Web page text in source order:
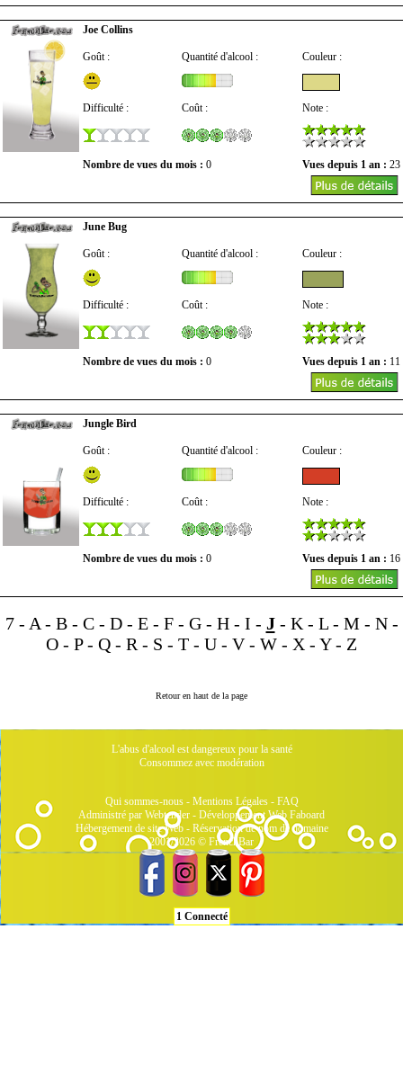
Joe Collins
Goût : Quantité d'alcool : Couleur :
Difficulté : Coût : Note :
Nombre de vues du mois : 0 Vues depuis 1 an : 23
June Bug
Goût : Quantité d'alcool : Couleur :
Difficulté : Coût : Note :
Nombre de vues du mois : 0 Vues depuis 1 an : 11
Jungle Bird
Goût : Quantité d'alcool : Couleur :
Difficulté : Coût : Note :
Nombre de vues du mois : 0 Vues depuis 1 an : 16
7- A- B- C- D- E- F- G- H- I - J- K- L- M- N-
O - P- Q - R - S - T - U - V- W - X - Y- Z
Retour en haut de la page
L'abus d'alcool est dangereux pour la santé
Consommez avec modération
Qui sommes-nous- Mentions Légales- FAQ
Administré par Webtender - Développement Web Faboard
Hébergement de site Web- Réservation de nom de domaine
2001/2026 © FrenchBar
1 Connecté